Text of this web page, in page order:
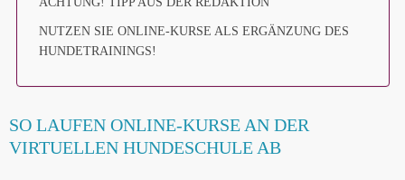
NUTZEN SIE ONLINE-KURSE ALS ERGÄNZUNG DES
HUNDETRAININGS!
SO LAUFEN ONLINE-KURSE AN DER
VIRTUELLEN HUNDESCHULE AB